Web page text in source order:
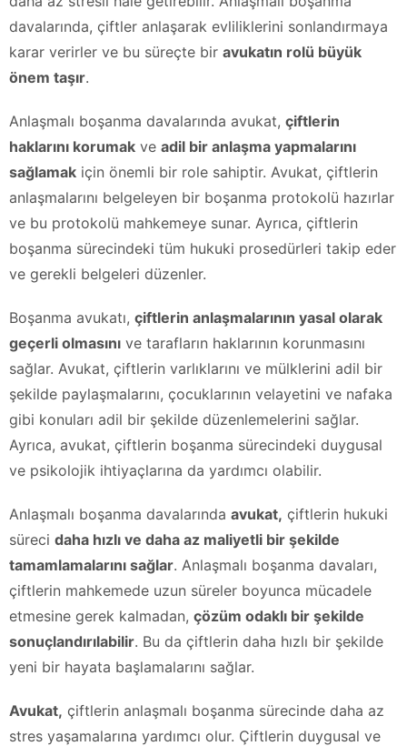
davalarında, çiftler anlaşarak evliliklerini sonlandırmaya
karar verirler ve bu süreçte bir avukatın rolü büyük
önem taşır.
Anlaşmalı boşanma davalarında avukat, çiftlerin
haklarını korumak ve adil bir anlaşma yapmalarını
sağlamak için önemli bir role sahiptir. Avukat, çiftlerin
anlaşmalarını belgeleyen bir boşanma protokolü hazırlar
ve bu protokolü mahkemeye sunar. Ayrıca, çiftlerin
boşanma sürecindeki tüm hukuki prosedürleri takip eder
ve gerekli belgeleri düzenler.
Boşanma avukatı, çiftlerin anlaşmalarının yasal olarak
geçerli olmasını ve tarafların haklarının korunmasını
sağlar. Avukat, çiftlerin varlıklarını ve mülklerini adil bir
şekilde paylaşmalarını, çocuklarının velayetini ve nafaka
gibi konuları adil bir şekilde düzenlemelerini sağlar.
Ayrıca, avukat, çiftlerin boşanma sürecindeki duygusal
ve psikolojik ihtiyaçlarına da yardımcı olabilir.
Anlaşmalı boşanma davalarında avukat, çiftlerin hukuki
süreci daha hızlı ve daha az maliyetli bir şekilde
tamamlamalarını sağlar. Anlaşmalı boşanma davaları,
çiftlerin mahkemede uzun süreler boyunca mücadele
etmesine gerek kalmadan, çözüm odaklı bir şekilde
sonuçlandırılabilir. Bu da çiftlerin daha hızlı bir şekilde
yeni bir hayata başlamalarını sağlar.
Avukat, çiftlerin anlaşmalı boşanma sürecinde daha az
stres yaşamalarına yardımcı olur. Çiftlerin duygusal ve